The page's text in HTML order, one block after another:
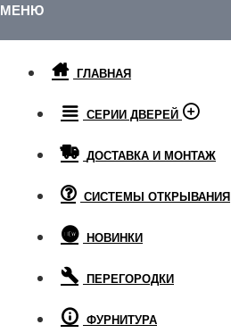
МЕНЮ
ГЛАВНАЯ
СЕРИИ ДВЕРЕЙ
ДОСТАВКА И МОНТАЖ
СИСТЕМЫ ОТКРЫВАНИЯ
НОВИНКИ
ПЕРЕГОРОДКИ
ФУРНИТУРА